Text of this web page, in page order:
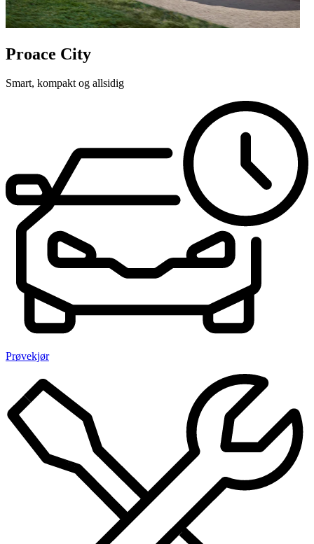
Proace City
Smart, kompakt og allsidig
Prøvekjør